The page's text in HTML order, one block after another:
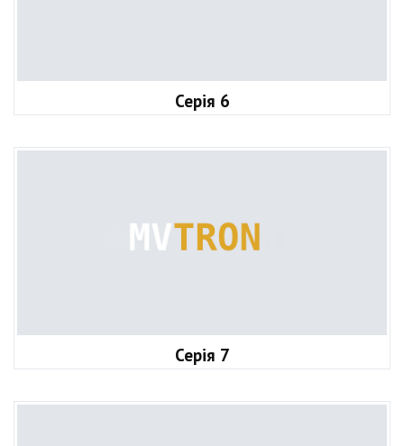
Серія 6
Серія 7